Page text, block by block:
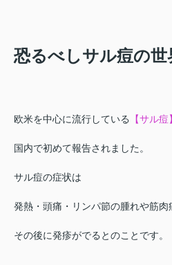
恐るべしサル痘の世
欧米を中心に流行している 【サル痘】
国内で初めて報告されました。
サル痘の症状は
発熱・頭痛・リンパ節の腫れや筋肉
その後に発疹がでるとのことです。